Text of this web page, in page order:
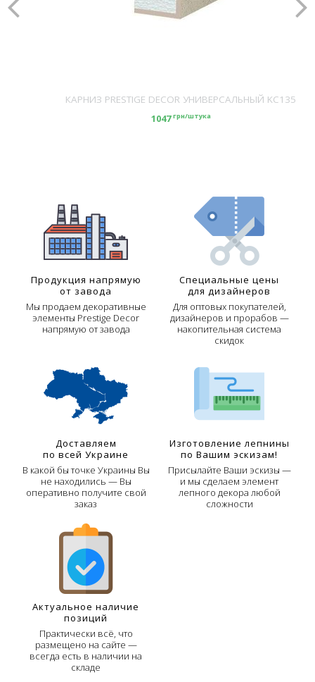
КАРНИЗ PRESTIGE DECOR УНИВЕРСАЛЬНЫЙ KC135
1047грн/штука
Продукция напрямую
от завода
Мы продаем декоративные
элементы Prestige Decor
напрямую от завода
Специальные цены
для дизайнеров
Для оптовых покупателей,
дизайнеров и прорабов —
накопительная система
скидок
Доставляем
по всей Украине
В какой бы точке Украины Вы
не находились — Вы
оперативно получите свой
заказ
Изготовление лепнины
по Вашим эскизам!
Присылайте Ваши эскизы —
и мы сделаем элемент
лепного декора любой
сложности
Актуальное наличие
позиций
Практически всё, что
размещено на сайте —
всегда есть в наличии на
складе